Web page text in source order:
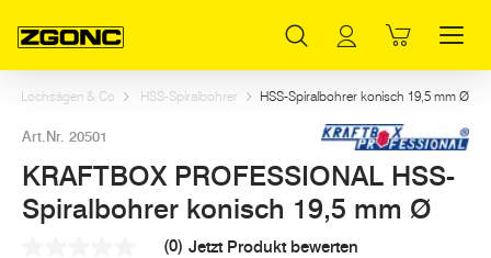
Lochsägen & Co HSS-Spiralbohrer HSS-Spiralbohrer konisch 19,5 mm Ø
Art.Nr. 20501
KRAFTBOX PROFESSIONAL HSS-
Spiralbohrer konisch 19,5 mm Ø
(0) Jetzt Produkt bewerten